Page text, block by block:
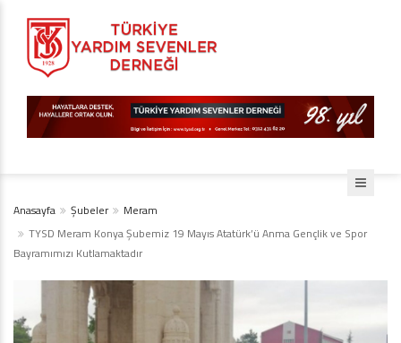
Anasayfa Şubeler
Meram
TYSD Meram Konya Şubemiz 19 Mayıs Atatürk’ü Anma Gençlik ve Spor
Bayramımızı Kutlamaktadır